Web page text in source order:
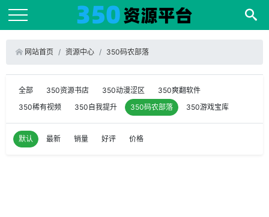
网站首页 资源中心 350码农部落
全部 350资源书店 350动漫涩区
350爽翻软件
350稀有视频
350自我提升 350码农部落 350游戏宝库
默认 最新 销量 好评 价格